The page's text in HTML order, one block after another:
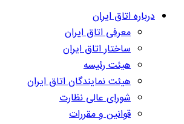
درباره اتاق ایران
معرفی اتاق ایران
ساختار اتاق ایران
هیئت رئیسه
هیئت نمایندگان اتاق ایران
شورای عالی نظارت
قوانین و مقررات